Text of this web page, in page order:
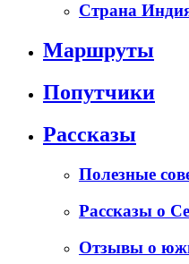
Страна
Маршруты
Попутчики
Рассказы
Полезные
Рассказы о
Отзывы о